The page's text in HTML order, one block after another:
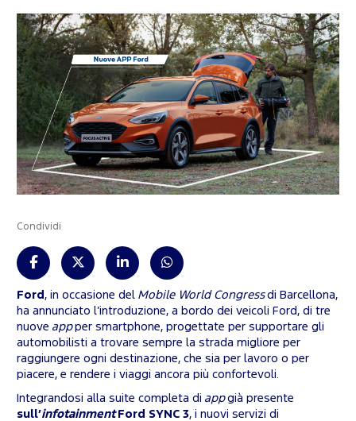
Condividi
Ford , in occasione del Mobile World Congress di Barcellona,
ha annunciato l’introduzione, a bordo dei veicoli Ford, di ​​tre
nuove app per smartphone, progettate per supportare gli
automobilisti a trovare sempre la strada migliore per
raggiungere ogni destinazione, che sia per lavoro o per
piacere, e rendere i viaggi ancora più confortevoli.
Integrandosi alla suite completa di app già presente
sull’infotainmentFord SYNC 3, i nuovi servizi di